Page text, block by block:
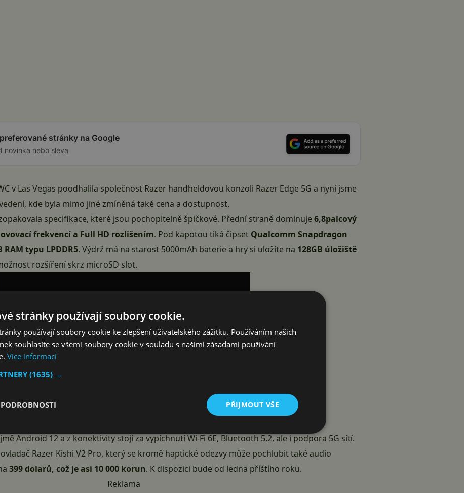
stránky na Google
novinka nebo sleva
v Las Vegas poodhalila společnost Razer handheldovou konzoli Razer Edge 5G a nyní jsme
kde byla mimo jiné zmíněná také cena a dostupnost.
specifikace, které jsou pochopitelně špičkové. Přední straně dominuje6,8palcový
frekvencí a Full HD rozlišením. Pod kapotou tiká čipset Qualcomm Snapdragon
RAM typu LPDDR5. Výdrž má na starost 5000mAh baterie a hry si uložíte na 128GB úložiště
rozšíření skrz microSD slot.
Android 12a z konektivity stojí za vypíchnutí Wi-Fi 6E, Bluetooth 5.2, ale i podpora 5G sítí.
Razer Kishi V2 Pro, který se kromě haptické odezvy může pochlubit také audio
399 dolarů, což je asi 10 000 korun. K dispozici bude od ledna příštího roku.
Reklama
stránky používají soubory cookie.
používají soubory cookie ke zlepšení uživatelského zážitku. Používáním našich
souhlasíte se všemi soubory cookie v souladu s našimi zásadami používání
Více informací
(1635) →
PŘIJMOUT VŠE